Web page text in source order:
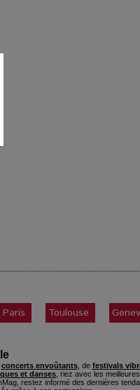
Paris Toulouse
concerts envoûtants, de festivals
et danses , riez avec les meilleures
restez informé des dernières